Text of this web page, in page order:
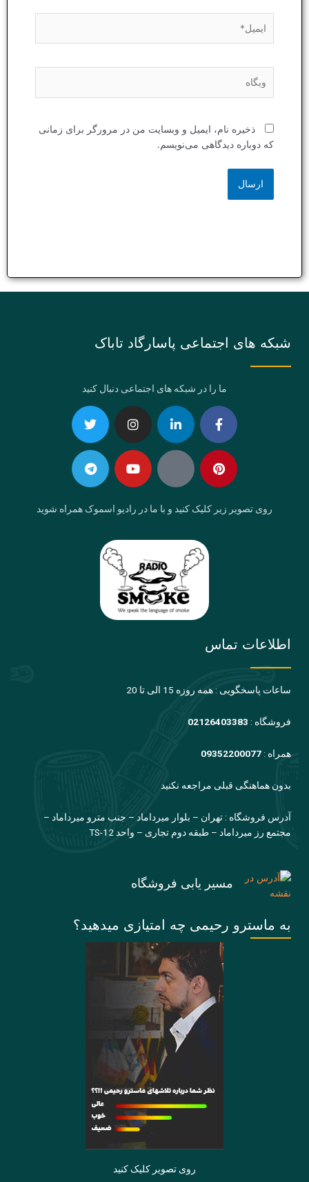
وبگاه
ذخیره نام، ایمیل و وبسایت من در مرورگر برای زمانی
که دوباره دیدگاهی می‌نویسم.
شبکه های اجتماعی پاسارگاد تاباک
ما را در شبکه های اجتماعی دنبال کنید
Facebook-
f
Linkedin-
in
Instagram
Twitter Pinterest
Eaparat
Youtube
Telegram
روی تصویر زیر کلیک کنید و با ما در رادیو اسموک همراه شوید
اطلاعات تماس
ساعات پاسخگویی : همه روزه 15 الی تا 20
فروشگاه : 02126403383
همراه : 09352200077
بدون هماهنگی قبلی مراجعه نکنید
آدرس فروشگاه : تهران – بلوار میرداماد – جنب مترو میرداماد –
مجتمع رز میرداماد – طبقه دوم تجاری – واحد TS-12
مسیر یابی فروشگاه
به ماسترو رحیمی چه امتیازی میدهید؟
روی تصویر کلیک کنید